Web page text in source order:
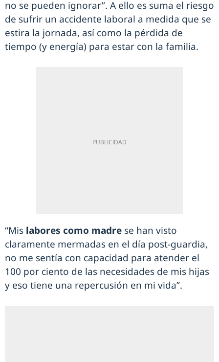
no se pueden ignorar”. A ello es suma el riesgo
de sufrir un accidente laboral a medida que se
estira la jornada, así como la pérdida de
tiempo (y energía) para estar con la familia.
“Mis labores como madre se han visto
claramente mermadas en el día post-guardia,
no me sentía con capacidad para atender el
100 por ciento de las necesidades de mis hijas
y eso tiene una repercusión en mi vida”.